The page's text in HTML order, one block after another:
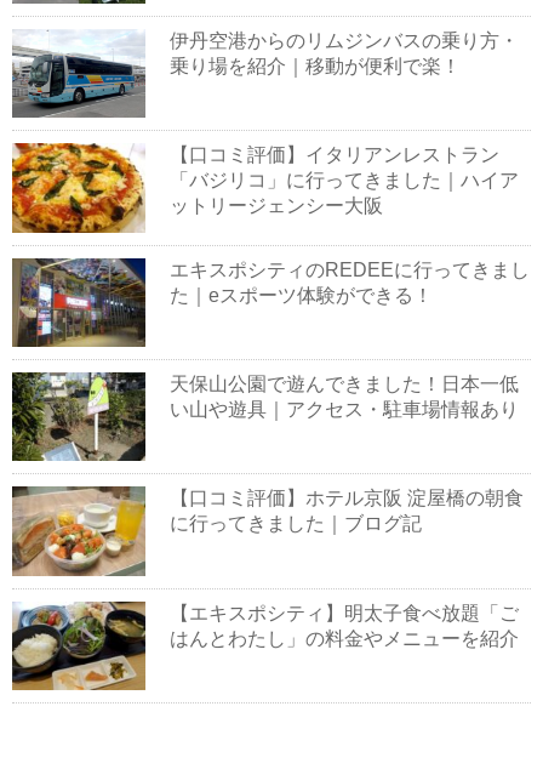
伊丹空港からのリムジンバスの乗り方・
乗り場を紹介｜移動が便利で楽！
【口コミ評価】イタリアンレストラン
「バジリコ」に行ってきました｜ハイア
ットリージェンシー大阪
エキスポシティのREDEEに行ってきまし
た｜eスポーツ体験ができる！
天保山公園で遊んできました！日本一低
い山や遊具｜アクセス・駐車場情報あり
【口コミ評価】ホテル京阪 淀屋橋の朝食
に行ってきました｜ブログ記
【エキスポシティ】明太子食べ放題「ご
はんとわたし」の料金やメニューを紹介